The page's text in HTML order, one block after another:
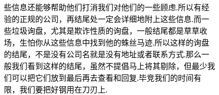
些信息还能够帮助他们打消我们对他们的一些顾虑.所以有经
验的正规的公司，再结尾处一定会详细地附上这些信息.而一
些垃圾询盘，尤其是欺诈性质的询盘，一般结尾都是草草收
场，生怕你从这些信息中找到他的蛛丝马迹.所以这样的询盘
的结尾，不是没有公司名就是没有地址或者联系方式.那么一
般我们看到这样的结尾，虽然不提倡马上将其剔除，但最少我
们可以把它们放到最后再去查看和回复.毕竞我们的时间有
限，我们要把好钢用在刀刃上.